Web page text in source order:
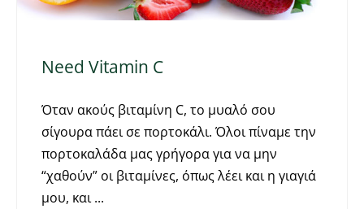
Need Vitamin C
Όταν ακούς βιταμίνη C, το μυαλό σου
σίγουρα πάει σε πορτοκάλι. Όλοι πίναμε την
πορτοκαλάδα μας γρήγορα για να μην
“χαθούν” οι βιταμίνες, όπως λέει και η γιαγιά
μου, και